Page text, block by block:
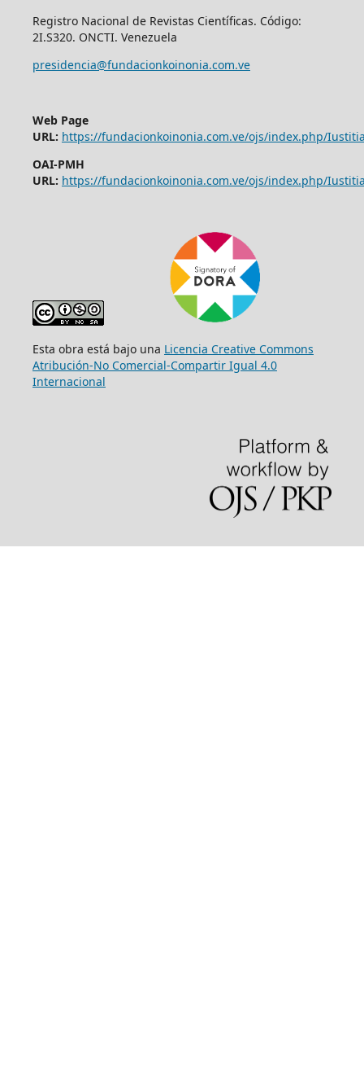
Registro Nacional de Revistas Científicas. Código:
2I.S320. ONCTI. Venezuela
presidencia@fundacionkoinonia.com.ve
Web Page
URL: https://fundacionkoinonia.com.ve/ojs/index.php/
OAI-PMH
URL: https://fundacionkoinonia.com.ve/ojs/index.php/
Esta obra está bajo una Licencia Creative Commons
Atribución-No Comercial-Compartir Igual 4.0
Internacional